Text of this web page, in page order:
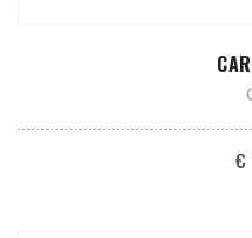
TOEVOEGEN
€